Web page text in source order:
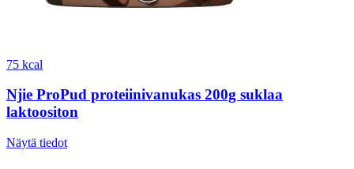
75 kcal
Njie ProPud proteiinivanukas 200g suklaa
laktoositon
Näytä tiedot